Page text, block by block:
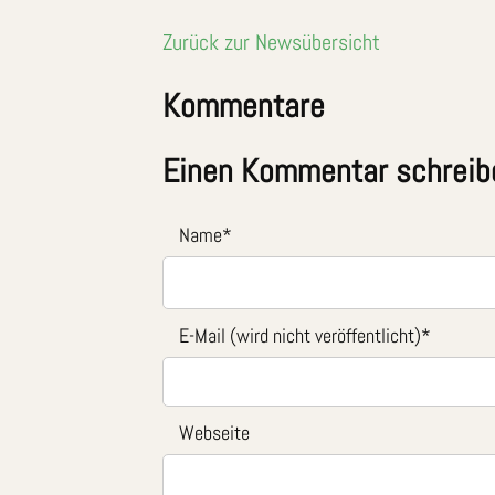
Zurück zur Newsübersicht
Kommentare
Einen Kommentar
Name*
E-Mail (wird nicht veröffentlicht)*
Webseite